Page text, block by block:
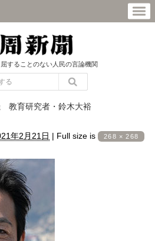
することのない人民の言論機関
教育研究者・鈴木大裕
年2月21日 | Full size is 268 × 268